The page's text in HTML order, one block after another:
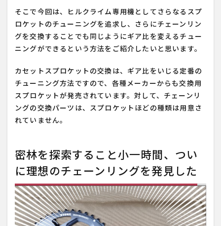
そこで今回は、ヒルクライム専用機としてさらなるスプ
ロケットのチューニングを追求し、さらにチェーンリン
グを交換することでも同じようにギア比を変えるチュー
ニングができるという方法をご紹介したいと思います。
カセットスプロケットの交換は、ギア比をいじる定番の
チューニング方法ですので、各種メーカーからも交換用
スプロケットが発売されています。対して、チェーンリ
ングの交換パーツは、スプロケットほどの種類は用意さ
れていません。
密林を探索すること小一時間、つい
に理想のチェーンリングを発見した